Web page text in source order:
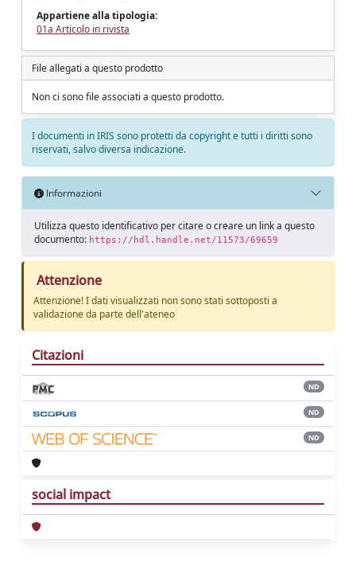
Appartiene alla tipologia:
01a Articolo in rivista
File allegati a questo prodotto
Non ci sono file associati a questo prodotto.
I documenti in IRIS sono protetti da copyright e tutti i diritti sono
riservati, salvo diversa indicazione.
Informazioni
Utilizza questo identificativo per citare o creare un link a questo
documento: https://hdl.handle.net/11573/69659
Attenzione
Attenzione! I dati visualizzati non sono stati sottoposti a
validazione da parte dell'ateneo
Citazioni
ND
ND
ND
social impact